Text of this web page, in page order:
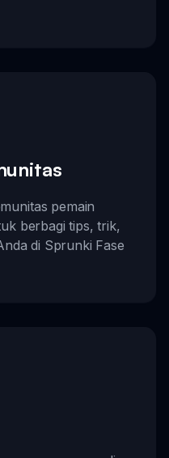
pemain
berbagi tips, trik,
di Sprunki Fase